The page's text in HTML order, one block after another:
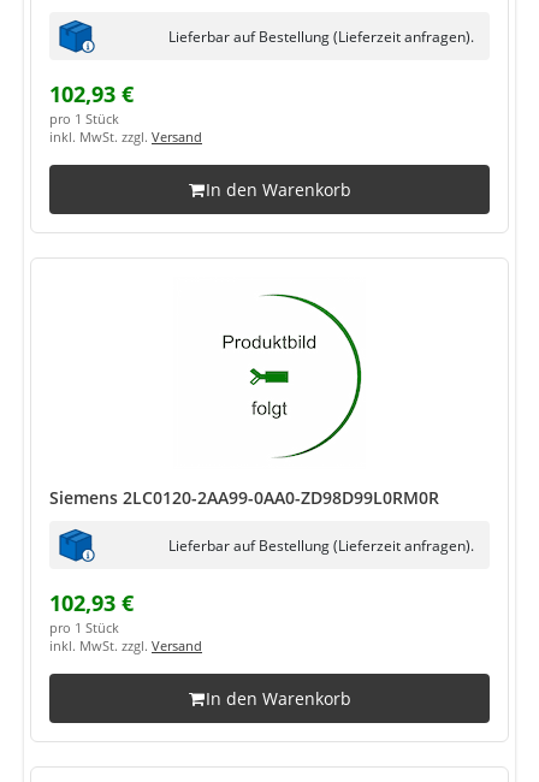
Lieferbar auf Bestellung (Lieferzeit anfragen).
102,93 €
pro 1 Stück
inkl. MwSt. zzgl. Versand
In den Warenkorb
Siemens 2LC0120-2AA99-0AA0-ZD98D99L0RM0R
Lieferbar auf Bestellung (Lieferzeit anfragen).
102,93 €
pro 1 Stück
inkl. MwSt. zzgl. Versand
In den Warenkorb